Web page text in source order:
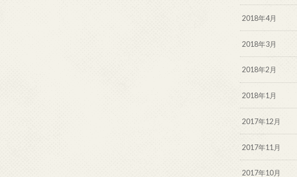
2018年4月
2018年3月
2018年2月
2018年1月
2017年12月
2017年11月
2017年10月